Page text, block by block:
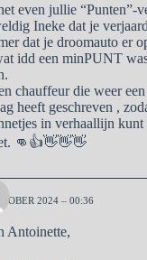
even jullie “Punten”-
Ineke dat je
dat je droomauto er
idd een minPUNT
chauffeur die weer
heeft geschreven ,
in verhaallijn kunt
👊👍👋👋👋
2024 – 00:36
Antoinette,